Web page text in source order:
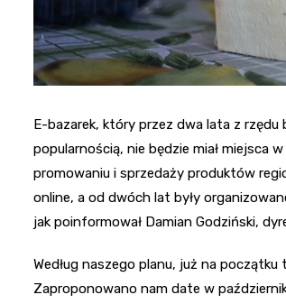
E-bazarek, który przez dwa lata z rzędu
popularnością, nie będzie miał miejsca
promowaniu i sprzedaży produktów
online, a od dwóch lat były
jak poinformował Damian Godziński,
Według naszego planu, już na
Zaproponowano nam date w